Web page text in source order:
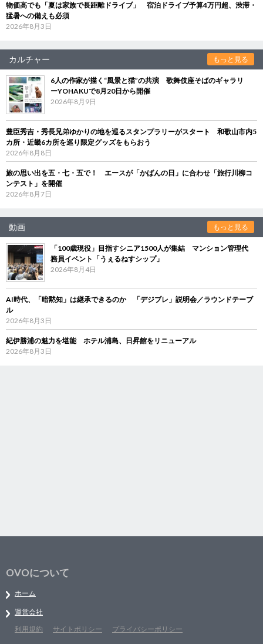
物価高でも「夏は家族で長距離ドライブ」 宿泊ドライブ予算4万円超、渋滞・
猛暑への備えも必須
2026年8月3日
カルチャー もっと見る
6人の作家が描く“風景と猫”の共演 歌舞伎座そばのギャラリ
ーYOHAKUで8月20日から開催
2026年8月9日
豊臣秀吉・秀長兄弟ゆかりの地を巡るスタンプラリーがスタート 和歌山市内5
カ所・近畿6カ所を巡り限定グッズをもらおう
2026年8月8日
旅の思い出を五・七・五で！ エースが「かばんの日」に合わせ「旅行川柳コ
ンテスト」を開催
2026年8月7日
動画 もっと見る
「100歳現役」目指すシニア1500人が集結 マンション管理代
務員イベント「うぇるねすシップ」
2026年8月4日
AI時代、「暗黙知」は継承できるのか 「デジブレ」説明会／ラウンドテーブ
ル
2026年8月3日
紀伊勝浦の魅力を堪能 ホテル浦島、日昇館をリニューアル
2026年8月3日
OVOについて
ホーム
運営会社
利用規約
サイトポリシー プライバシーポリシー